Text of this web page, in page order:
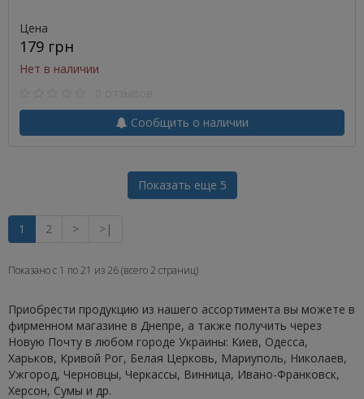
Цена
179 грн
Нет в наличии
Сообщить о наличии
Показать еще 5
1 2 > >|
Показано с 1 по 21 из 26 (всего 2 страниц)
Приобрести продукцию из нашего ассортимента вы можете в
фирменном магазине в Днепре, а также получить через
Новую Почту в любом городе Украины: Киев, Одесса,
Харьков, Кривой Рог, Белая Церковь, Мариуполь, Николаев,
Ужгород, Черновцы, Черкассы, Винница, Ивано-Франковск,
Херсон, Сумы и др.